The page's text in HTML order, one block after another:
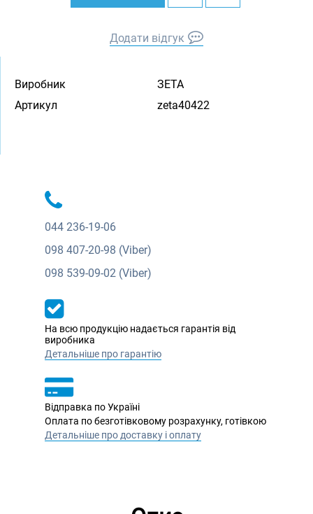
Додати відгук
Виробник
ЗЕТА
Артикул
zeta40422
044 236-19-06
098 407-20-98 (Viber)
098 539-09-02 (Viber)
На всю продукцію надається гарантія від
виробника
Детальніше про гарантію
Відправка по Україні
Оплата по безготівковому розрахунку, готівкою
Детальніше про доставку і оплату